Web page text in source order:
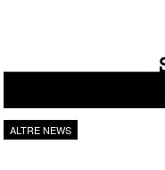
Vai al contenuto
ALTRE NEWS